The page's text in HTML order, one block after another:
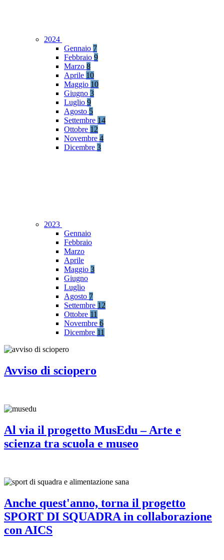
2024
Gennaio 7
Febbraio 9
Marzo 8
Aprile 10
Maggio 10
Giugno 3
Luglio 9
Agosto 5
Settembre 14
Ottobre 12
Novembre 4
Dicembre 3
2023
Gennaio
Febbraio
Marzo
Aprile
Maggio 3
Giugno
Luglio
Agosto 7
Settembre 12
Ottobre 11
Novembre 6
Dicembre 11
Avviso di sciopero
Al via il progetto MusEdu – Arte e
scienza tra scuola e museo
Anche quest'anno, torna il progetto
SPORT DI SQUADRA in collaborazione
con AICS